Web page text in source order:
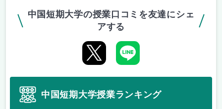
中国短期大学の授業口コミを友達にシェ
アする
中国短期大学授業ランキング